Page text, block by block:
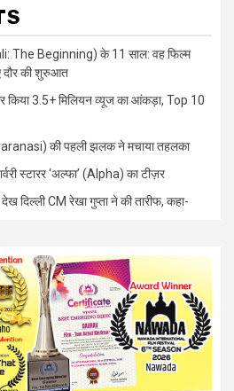
The Beginning) के 11 साल: वह फिल्म
दौर की शुरुआत
किया 3.5+ मिलियन व्यूज का आंकड़ा, Top 10
(varanasi) की पहली झलक ने मचाया तहलका
स्टारर ‘अल्फा’ (Alpha) का टीज़र
दिल्ली CM रेखा गुप्ता ने की तारीफ, कहा-